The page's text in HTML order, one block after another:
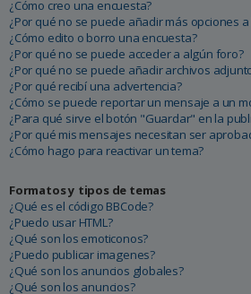
¿Cómo creo una encuesta?
¿Por qué no se puede añadir más opciones
¿Cómo edito o borro una encuesta?
¿Por qué no se puede acceder a algún foro?
¿Por qué no se puede añadir archivos
¿Por qué recibí una advertencia?
¿Cómo se puede reportar un mensaje a un
¿Para qué sirve el botón "Guardar" en la
¿Por qué mis mensajes necesitan ser
¿Cómo hago para reactivar un tema?
Formatos y tipos de temas
¿Qué es el código BBCode?
¿Puedo usar HTML?
¿Qué son los emoticonos?
¿Puedo publicar imagenes?
¿Qué son los anuncios globales?
¿Qué son los anuncios?